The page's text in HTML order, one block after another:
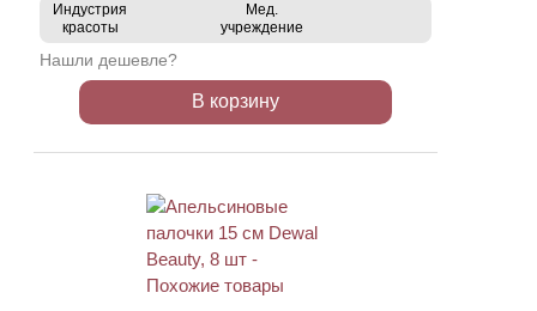
Индустрия
красоты
Мед.
учреждение
Нашли дешевле?
В корзину